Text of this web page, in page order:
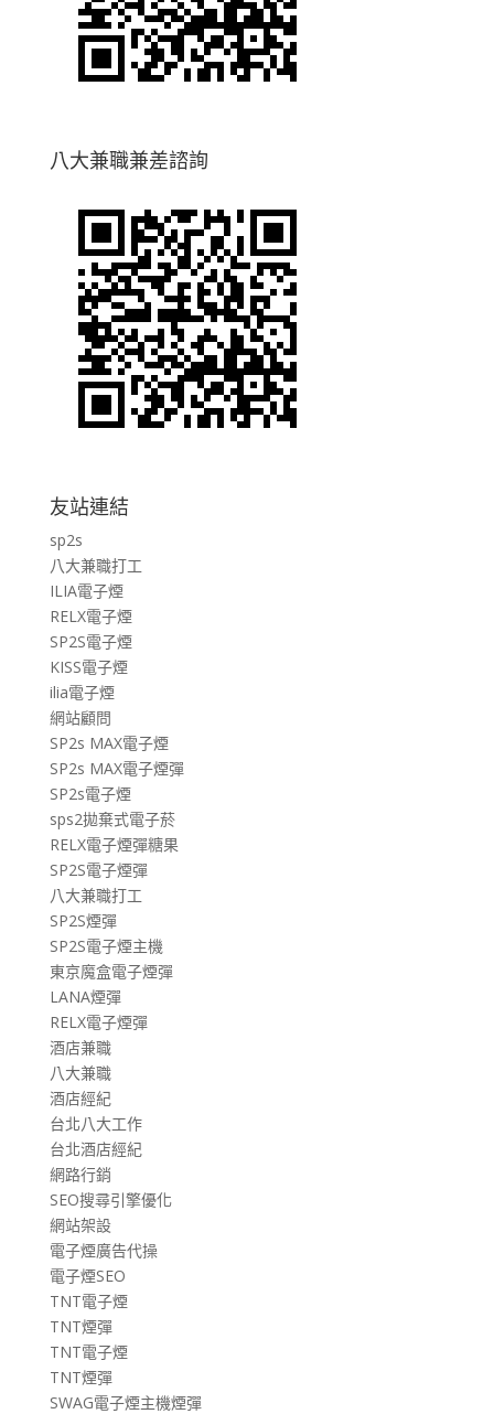
八大兼職兼差諮詢
友站連結
sp2s
八大兼職打工
ILIA電子煙
RELX電子煙
SP2S電子煙
KISS電子煙
ilia電子煙
網站顧問
SP2s MAX電子煙
SP2s MAX電子煙彈
SP2s電子煙
sps2拋棄式電子菸
RELX電子煙彈糖果
SP2S電子煙彈
八大兼職打工
SP2S煙彈
SP2S電子煙主機
東京魔盒電子煙彈
LANA煙彈
RELX電子煙彈
酒店兼職
八大兼職
酒店經紀
台北八大工作
台北酒店經紀
網路行銷
SEO搜尋引擎優化
網站架設
電子煙廣告代操
電子煙SEO
TNT電子煙
TNT煙彈
TNT電子煙
TNT煙彈
SWAG電子煙主機煙彈